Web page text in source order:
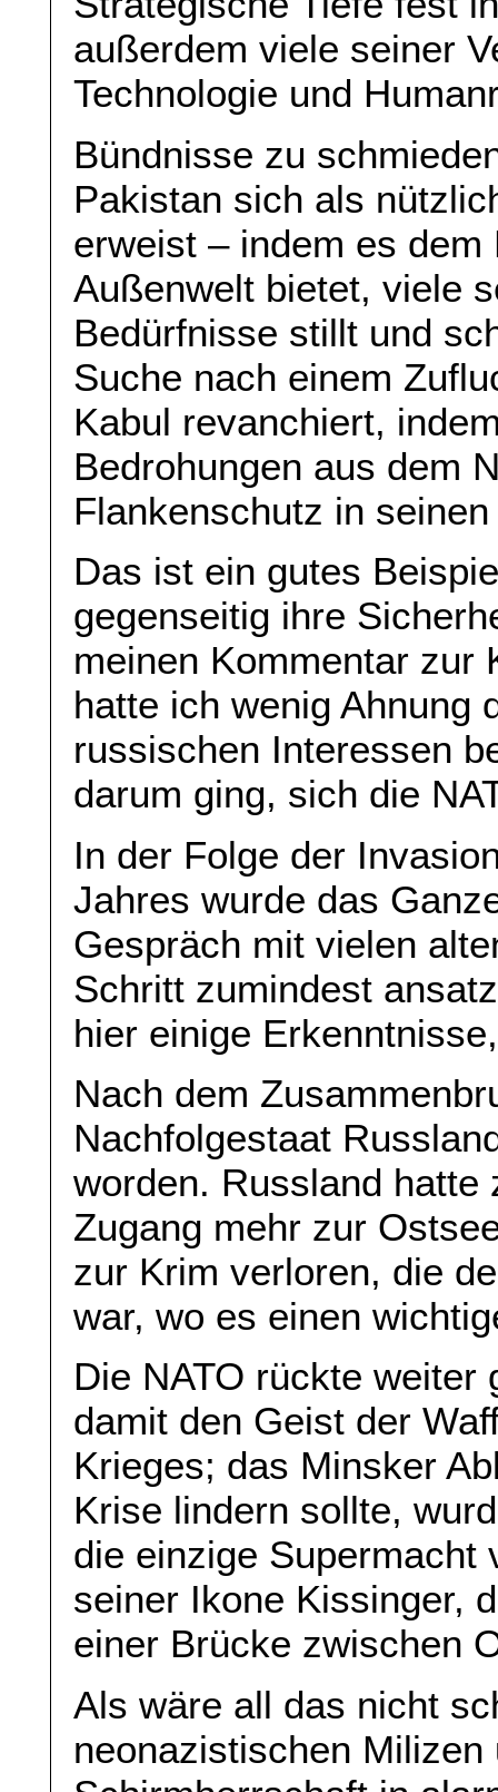
außerdem viele seiner
Technologie und
Bündnisse zu
Pakistan sich als
erweist – indem es
Außenwelt bietet, viele
Bedürfnisse stillt und
Suche nach einem
Kabul revanchiert,
Bedrohungen aus dem
Flankenschutz in
Das ist ein gutes
gegenseitig ihre
meinen Kommentar zur
hatte ich wenig Ahnung
russischen Interessen
darum ging, sich die
In der Folge der
Jahres wurde das
Gespräch mit vielen
Schritt zumindest
hier einige
Nach dem
Nachfolgestaat
worden. Russland
Zugang mehr zur
zur Krim verloren, die
war, wo es einen
Die NATO rückte
damit den Geist der
Krieges; das Minsker
Krise lindern sollte,
die einzige Supermacht
seiner Ikone Kissinger,
einer Brücke zwischen
Als wäre all das nicht
neonazistischen